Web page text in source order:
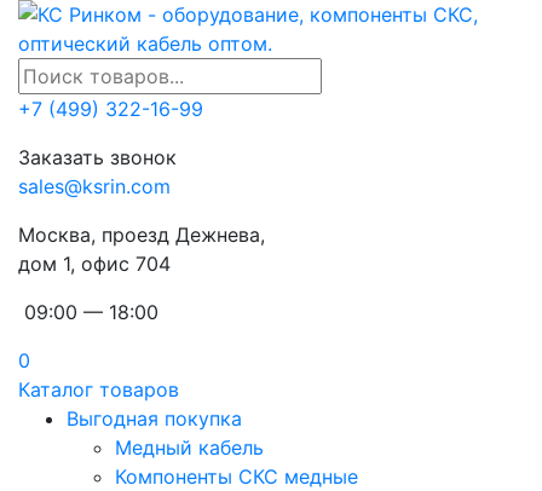
+7 (499) 322-16-99
Заказать звонок
sales@ksrin.com
Москва, проезд Дежнева,
дом 1, офис 704
09:00 — 18:00
0
Каталог товаров
Выгодная покупка
Медный кабель
Компоненты СКС медные